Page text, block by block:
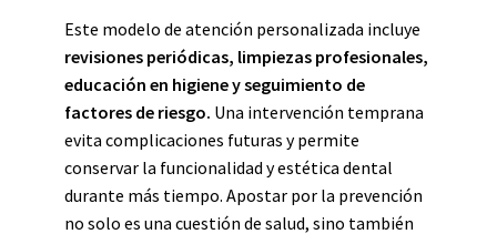
Este modelo de atención personalizada incluye
revisiones periódicas, limpiezas profesionales,
educación en higiene y seguimiento de
factores de riesgo. Una intervención temprana
evita complicaciones futuras y permite
conservar la funcionalidad y estética dental
durante más tiempo. Apostar por la prevención
no solo es una cuestión de salud, sino también